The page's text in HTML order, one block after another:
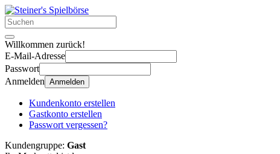
Willkommen zurück!
E-Mail-Adresse
Passwort
Anmelden Anmelden
Kundenkonto erstellen
Gastkonto erstellen
Passwort vergessen?
Kundengruppe: Gast